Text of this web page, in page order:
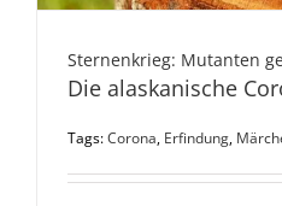
Sternenkrieg: Mutanten
Die alaskanische
Tags:Corona, Erfindung,